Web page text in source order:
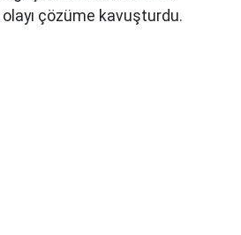
çözüme kavuşturdu.